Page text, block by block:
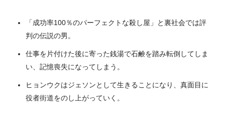
「成功率100％のパーフェクトな殺し屋」と裏社会では評
判の伝説の男。
仕事を片付けた後に寄った銭湯で石鹸を踏み転倒してしま
い、記憶喪失になってしまう。
ヒョンウクはジェソンとして生きることになり、真面目に
役者街道をのし上がっていく。